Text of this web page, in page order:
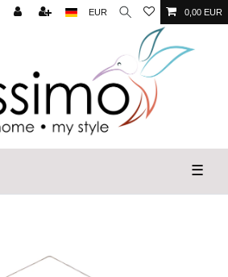
EUR 0,00 EUR
☰